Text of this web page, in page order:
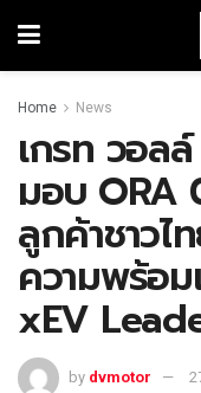
Home News
เกรท วอล
มอบ ORA
ลูกค้าชาวไ
ความพร้อม
xEV
by dvmotor